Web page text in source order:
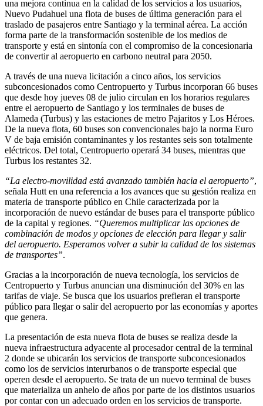
una mejora continua en la calidad de los servicios a los usuarios,
Nuevo Pudahuel una flota de buses de última generación para el
traslado de pasajeros entre Santiago y la terminal aérea. La acción
forma parte de la transformación sostenible de los medios de
transporte y está en sintonía con el compromiso de la concesionaria
de convertir al aeropuerto en carbono neutral para 2050.
A través de una nueva licitación a cinco años, los servicios
subconcesionados como Centropuerto y Turbus incorporan 66 buses
que desde hoy jueves 08 de julio circulan en los horarios regulares
entre el aeropuerto de Santiago y los terminales de buses de
Alameda (Turbus) y las estaciones de metro Pajaritos y Los Héroes.
De la nueva flota, 60 buses son convencionales bajo la norma Euro
V de baja emisión contaminantes y los restantes seis son totalmente
eléctricos. Del total, Centropuerto operará 34 buses, mientras que
Turbus los restantes 32.
“La electro-movilidad está avanzado también hacia el aeropuerto”,
señala Hutt en una referencia a los avances que su gestión realiza en
materia de transporte público en Chile caracterizada por la
incorporación de nuevo estándar de buses para el transporte público
de la capital y regiones. “Queremos multiplicar las opciones de
combinación de modos y opciones de elección para llegar y salir
del aeropuerto. Esperamos volver a subir la calidad de los sistemas
de transportes”.
Gracias a la incorporación de nueva tecnología, los servicios de
Centropuerto y Turbus anuncian una disminución del 30% en las
tarifas de viaje. Se busca que los usuarios prefieran el transporte
público para llegar o salir del aeropuerto por las economías y aportes
que genera.
La presentación de esta nueva flota de buses se realiza desde la
nueva infraestructura adyacente al procesador central de la terminal
2 donde se ubicarán los servicios de transporte subconcesionados
como los de servicios interurbanos o de transporte especial que
operen desde el aeropuerto. Se trata de un nuevo terminal de buses
que materializa un anhelo de años por parte de los distintos usuarios
por contar con un adecuado orden en los servicios de transporte.